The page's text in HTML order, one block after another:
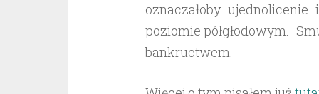
oznaczałoby
poziomie półgłodowym.
bankructwem.